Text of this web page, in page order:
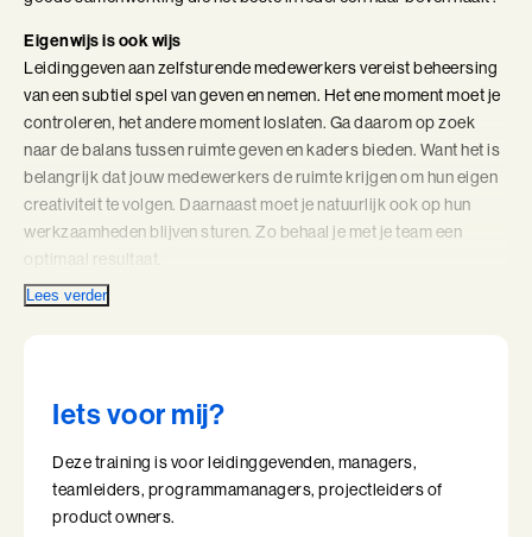
Coachend Leiderschap
Coachend Leiderschap (BaakBoost)
Communicatie met Impact
De Essentie
De Informele Leider
De Informele Leider (BaakBoost)
Effectieve Persoonlijke Communicatie
Effectieve Persoonlijke Communicatie (BaakBoost)
High Performance Leadership
Eigenwijs is ook wijs
Leidinggeven aan zelfsturende medewerkers vereist beheersing
van een subtiel spel van geven en nemen. Het ene moment moet je
controleren, het andere moment loslaten. Ga daarom op zoek
naar de balans tussen ruimte geven en kaders bieden. Want het is
belangrijk dat jouw medewerkers de ruimte krijgen om hun eigen
creativiteit te volgen. Daarnaast moet je natuurlijk ook op hun
werkzaamheden blijven sturen. Zo behaal je met je team een
optimaal resultaat.
Controleren en loslaten
omgaan met de groepsdynamiek in jouw team. Je ontdekt wat een
werken. Je vergroot daarnaast je zichtbaarheid en versterkt jouw
leiderschap. Belangrijk hierbij is dat je scherper ziet wat jouw
kracht, kwaliteiten en valkuilen zijn als leider. Wat maakt jouw
Lees verder
Iets voor mij?
Deze training is voor leidinggevenden, managers,
teamleiders, programmamanagers, projectleiders of
product owners.